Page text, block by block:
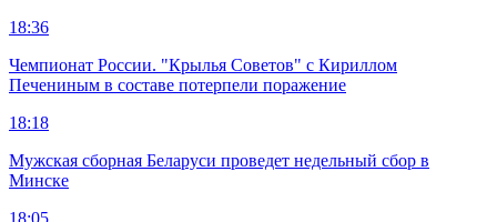
18:36
Чемпионат России. "Крылья Советов" с Кириллом
Печениным в составе потерпели поражение
18:18
Мужская сборная Беларуси проведет недельный сбор в
Минске
18:05